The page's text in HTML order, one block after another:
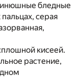
бледные
серая
кисеей.
растение,